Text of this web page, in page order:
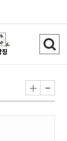
검
색
기
+ -